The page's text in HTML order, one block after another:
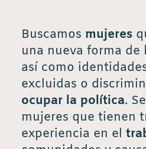
Buscamos mujeres
una nueva forma de
así como
excluidas o
ocupar la política.
mujeres que tienen
experiencia en el